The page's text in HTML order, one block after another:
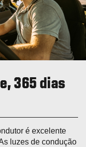
365 dias
é excelente
luzes de condução